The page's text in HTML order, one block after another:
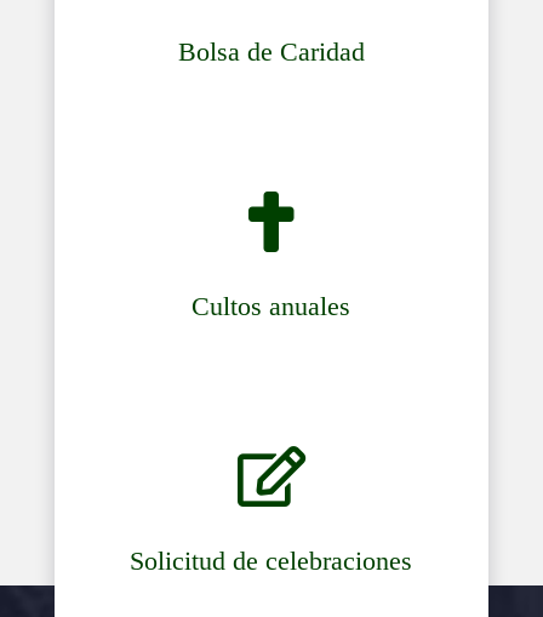
Bolsa de Caridad

Cultos anuales

Solicitud de celebraciones